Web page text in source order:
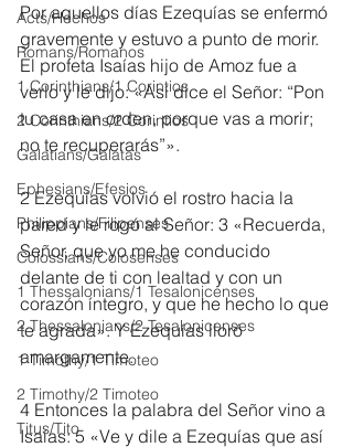
Acts/Hechos
Romans/Romanos
1 Corinthians/1 Corintios
2 Corinthians/2 Corintios
Galatians/Gálatas
Ephesians/Efesios
Philippians/Filipenses
Colossians/Colosenses
1 Thessalonians/1 Tesalonicenses
2 Thessalonians/2 Tesalonicenses
1 Timothy/1 Timoteo
2 Timothy/2 Timoteo
Titus/Tito
Por aquellos días Ezequías se enfermó
gravemente y estuvo a punto de morir.
El profeta Isaías hijo de Amoz fue a
verlo y le dijo: «Así dice el Señor: “Pon
tu casa en orden, porque vas a morir;
no te recuperarás”».
2 Ezequías volvió el rostro hacia la
pared y le rogó al Señor: 3 «Recuerda,
Señor, que yo me he conducido
delante de ti con lealtad y con un
corazón íntegro, y que he hecho lo que
te agrada». Y Ezequías lloró
amargamente.
4 Entonces la palabra del Señor vino a
Isaías: 5 «Ve y dile a Ezequías que así